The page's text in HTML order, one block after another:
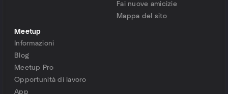
Fai nuove amicizie
Mappa del sito
Meetup
Informazioni
Blog
Meetup Pro
Opportunità di lavoro
App